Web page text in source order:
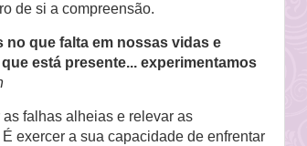
de si a compreensão.
que falta em nossas vidas e
está presente... experimentamos
falhas alheias e relevar as
exercer a sua capacidade de enfrentar